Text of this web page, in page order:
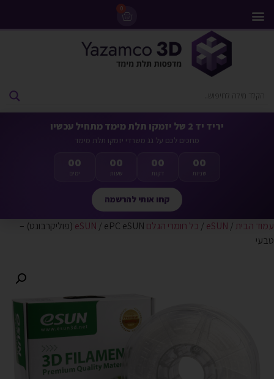
0
יריד יד 2 של יזמקו תלת מימד מתחיל עכשיו
מחכים לכם על גג משרדי יזמקו תלת מימד
00
ימים
00
שעות
00
דקות
00
שניות
קחו אותי להרשמה
עמוד הבית/
eSUN
/ כל חומרי הגלם eSUN
/ ePC eSUN ׁ(פוליקרבונט) –
טבעי